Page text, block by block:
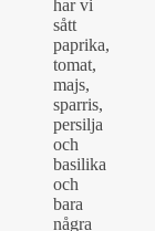
har vi
sått
paprika,
tomat,
majs,
sparris,
persilja
och
basilika
och
bara
några